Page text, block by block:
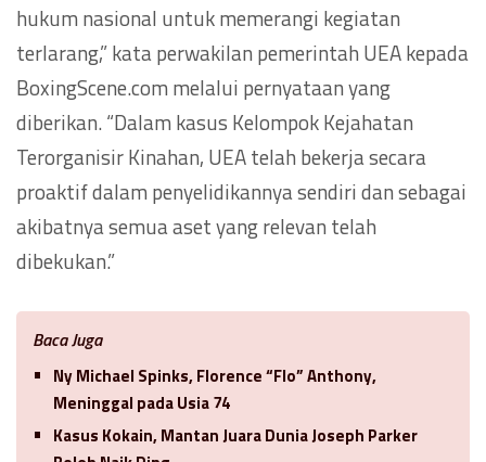
hukum nasional untuk memerangi kegiatan
terlarang,” kata perwakilan pemerintah UEA kepada
BoxingScene.com melalui pernyataan yang
diberikan. “Dalam kasus Kelompok Kejahatan
Terorganisir Kinahan, UEA telah bekerja secara
proaktif dalam penyelidikannya sendiri dan sebagai
akibatnya semua aset yang relevan telah
dibekukan.”
Baca Juga
Ny Michael Spinks, Florence “Flo” Anthony,
Meninggal pada Usia 74
Kasus Kokain, Mantan Juara Dunia Joseph Parker